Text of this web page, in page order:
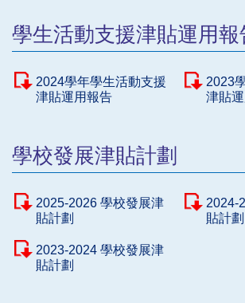
學生活動支援津貼運用報
2024學年學生活動支援
津貼運用報告
2023
津貼
學校發展津貼計劃
2025-2026 學校發展津
貼計劃
2024-
貼計劃
2023-2024 學校發展津
貼計劃